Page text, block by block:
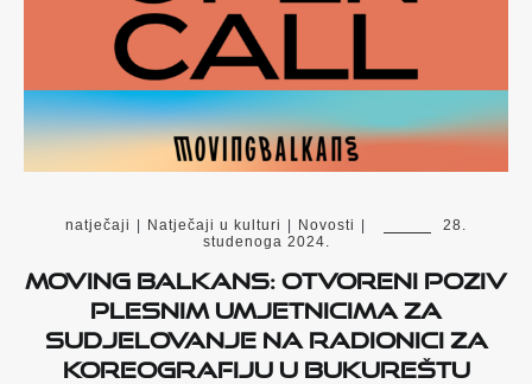
natječaji Natječaji u kulturi Novosti
28.
studenoga 2024.
Moving Balkans: otvoreni poziv
plesnim umjetnicima za
sudjelovanje na radionici za
koreografiju u Bukureštu